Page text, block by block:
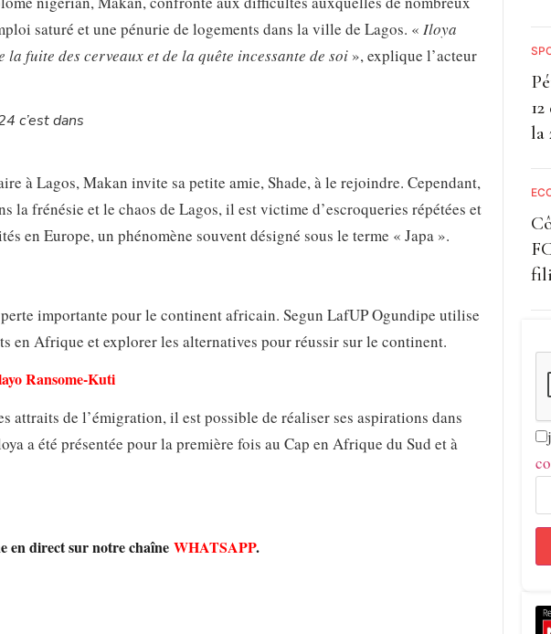
saturé et une pénurie de logements dans la ville de Lagos. « Iloya
fuite des cerveaux et de la quête incessante de soi », explique l’acteur
c’est dans
à Lagos, Makan invite sa petite amie, Shade, à le rejoindre. Cependant,
la frénésie et le chaos de Lagos, il est victime d’escroqueries répétées et
en Europe, un phénomène souvent désigné sous le terme « Japa ».
importante pour le continent africain. Segun LafUP Ogundipe utilise
en Afrique et explorer les alternatives pour réussir sur le continent.
Ransome-Kuti
attraits de l’émigration, il est possible de réaliser ses aspirations dans
a été présentée pour la première fois au Cap en Afrique du Sud et à
en direct sur notre chaîneWHATSAPP.
la